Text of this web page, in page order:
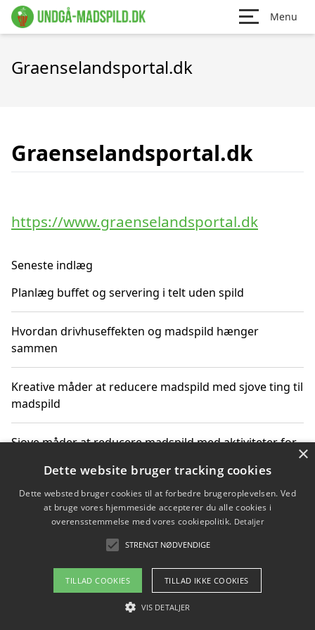
Menu
Graenselandsportal.dk
Graenselandsportal.dk
https://www.graenselandsportal.dk
Seneste indlæg
Planlæg buffet og servering i telt uden spild
Hvordan drivhuseffekten og madspild hænger
sammen
Kreative måder at reducere madspild med sjove ting til
madspild
Sjove måder at reducere madspild med aktiviteter for
Hvor finder jeg nemme måltidskasser i Vejle
Om / kontakt
Blog Betingelser
×
Dette website bruger tracking cookies
Dette websted bruger cookies til at forbedre brugeroplevelsen. Ved
at bruge vores hjemmeside accepterer du alle cookies i
overensstemmelse med vores cookiepolitik. Detaljer
STRENGT NØDVENDIGE
TILLAD COOKIES TILLAD IKKE COOKIES
VIS DETALJER